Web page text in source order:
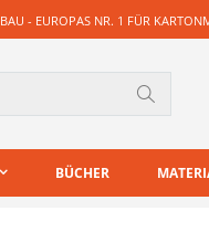
- EUROPAS NR. 1 FÜR
BÜCHER